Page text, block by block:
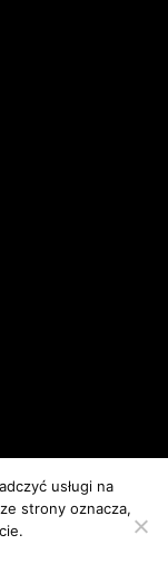
i Grzegorz i Kiszka.
usługi na
strony oznacza,